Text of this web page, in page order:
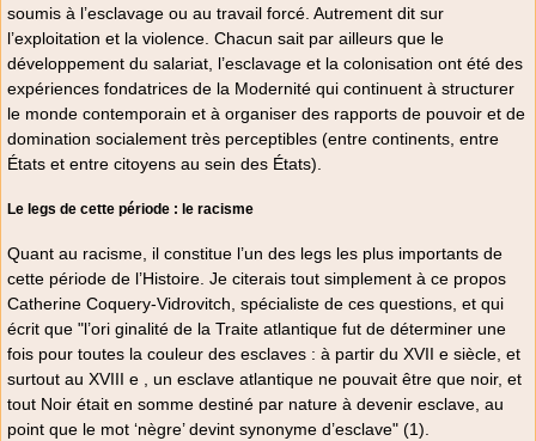
soumis à l’esclavage ou au travail forcé. Autrement dit sur
l’exploitation et la violence. Chacun sait par ailleurs que le
développement du salariat, l’esclavage et la colonisation ont été des
expériences fondatrices de la Modernité qui continuent à structurer
le monde contemporain et à organiser des rapports de pouvoir et de
domination socialement très perceptibles (entre continents, entre
États et entre citoyens au sein des États).
Le legs de cette période : le racisme
Quant au racisme, il constitue l’un des legs les plus importants de
cette période de l’Histoire. Je citerais tout simplement à ce propos
Catherine Coquery-Vidrovitch, spécialiste de ces questions, et qui
écrit que "l’ori ginalité de la Traite atlantique fut de déterminer une
fois pour toutes la couleur des esclaves : à partir du XVII e siècle, et
surtout au XVIII e , un esclave atlantique ne pouvait être que noir, et
tout Noir était en somme destiné par nature à devenir esclave, au
point que le mot ‘nègre’ devint synonyme d’esclave" (1).